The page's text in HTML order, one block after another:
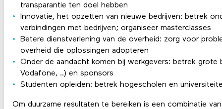
transparantie ten doel hebben
Innovatie, het opzetten van nieuwe bedrijven: betrek
verbindingen met bedrijven; organiseer masterclasses
Betere dienstverlening van de overheid: zorg voor
overheid die oplossingen adopteren
Onder de aandacht komen bij werkgevers: betrek grote
Vodafone, ..) en sponsors
Studenten opleiden: betrek hogescholen en
Om duurzame resultaten te bereiken is een combinatie